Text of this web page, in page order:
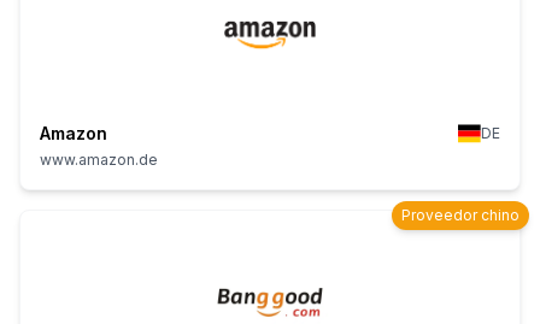
Amazon
DE
www.amazon.de
Proveedor chino